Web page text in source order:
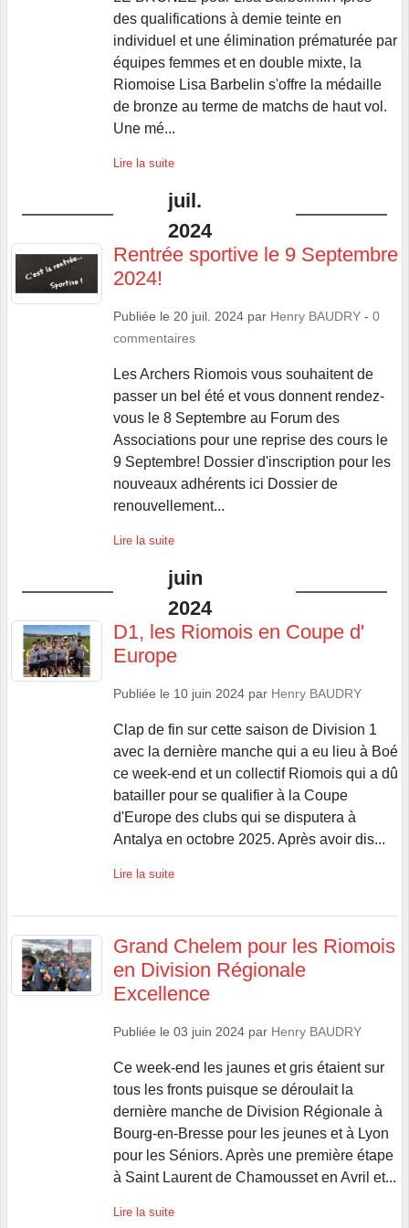
des qualifications à demie teinte en
individuel et une élimination prématurée par
équipes femmes et en double mixte, la
Riomoise Lisa Barbelin s'offre la médaille
de bronze au terme de matchs de haut vol.
Une mé...
Lire la suite
juil.
2024
Rentrée sportive le 9 Septembre
2024!
Publiée le 20 juil. 2024 par Henry BAUDRY - 0
commentaires
Les Archers Riomois vous souhaitent de
passer un bel été et vous donnent rendez-
vous le 8 Septembre au Forum des
Associations pour une reprise des cours le
9 Septembre! Dossier d'inscription pour les
nouveaux adhérents ici Dossier de
renouvellement...
Lire la suite
juin
2024
D1, les Riomois en Coupe d'
Europe
Publiée le 10 juin 2024 par Henry BAUDRY
Clap de fin sur cette saison de Division 1
avec la dernière manche qui a eu lieu à Boé
ce week-end et un collectif Riomois qui a dû
batailler pour se qualifier à la Coupe
d'Europe des clubs qui se disputera à
Antalya en octobre 2025. Après avoir dis...
Lire la suite
Grand Chelem pour les Riomois
en Division Régionale
Excellence
Publiée le 03 juin 2024 par Henry BAUDRY
Ce week-end les jaunes et gris étaient sur
tous les fronts puisque se déroulait la
dernière manche de Division Régionale à
Bourg-en-Bresse pour les jeunes et à Lyon
pour les Séniors. Après une première étape
à Saint Laurent de Chamousset en Avril et...
Lire la suite